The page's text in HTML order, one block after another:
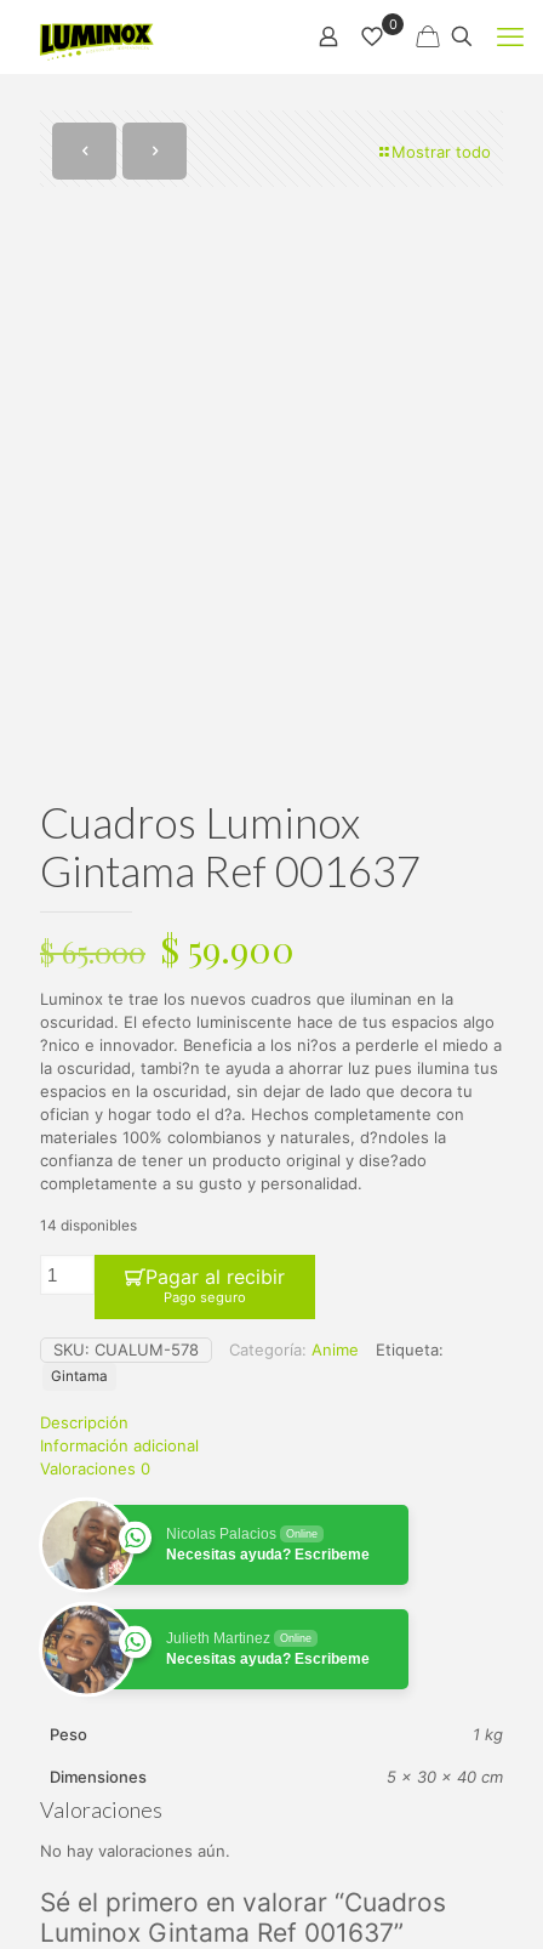
0
Mostrar todo
Cuadros Luminox
Gintama Ref 001637
$65.000 El
precio
original
era:
$ 65.000.
$ 59.900
precio
actual
es:
$ 59.900.
Luminox te trae los nuevos cuadros que iluminan en la
oscuridad. El efecto luminiscente hace de tus espacios algo
?nico e innovador. Beneficia a los ni?os a perderle el miedo a
la oscuridad, tambi?n te ayuda a ahorrar luz pues ilumina tus
espacios en la oscuridad, sin dejar de lado que decora tu
ofician y hogar todo el d?a. Hechos completamente con
materiales 100% colombianos y naturales, d?ndoles la
confianza de tener un producto original y dise?ado
completamente a su gusto y personalidad.
14 disponibles
Pagar al recibir
Pago seguro
SKU: CUALUM-578 Categoría: Anime Etiqueta:
Gintama
Descripción
Información adicional
Valoraciones 0
Nicolas Palacios Online
Necesitas ayuda? Escribeme
Julieth Martinez Online
Necesitas ayuda? Escribeme
Peso 1 kg
Dimensiones 5 × 30 × 40 cm
Valoraciones
No hay valoraciones aún.
Sé el primero en valorar “Cuadros
Luminox Gintama Ref 001637”